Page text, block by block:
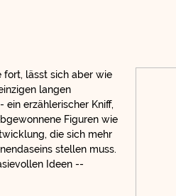
fort, lässt sich aber wie
langen
erzählerischer Kniff,
Figuren wie
die sich mehr
stellen muss.
Ideen --